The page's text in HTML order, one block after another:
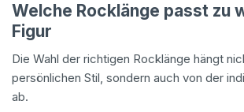
Welche Rocklänge passt zu
Figur
Die Wahl der richtigen Rocklänge hängt
persönlichen Stil, sondern auch von der
ab.